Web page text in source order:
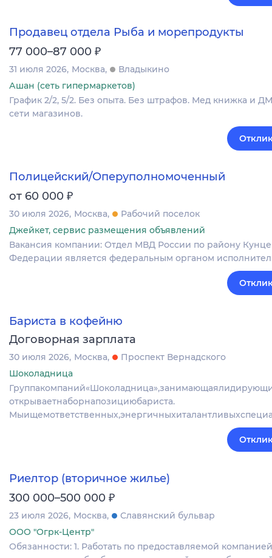
Продавец отдела Рыба и морепродукты
77 000–87 000 ₽
31 июля 2026 Москва
Владыкино
Ашан (сеть гипермаркетов)
График 2/2, 5/2. Без опыта. Без штрафов. Мед книжка и
сети магазинов.
Полицейский/Оперуполномоченный
от 60 000 ₽
30 июля 2026 Москва
Рабочий поселок
Джейкет, сервис размещения объявлений
Вакансия компании: Отдел МВД России по району
Федерации является федеральным органом
Бариста в кофейню
Договорная зарплата
30 июля 2026 Москва
Проспект Вернадского
Шоколадница
открываетнаборнапозициюбариста.
Риелтор (вторичное жилье)
300 000–500 000 ₽
23 июля 2026 Москва
Славянский бульвар
ООО "Огрк-Центр"
Обязанности: 1. Работать по предоставляемой